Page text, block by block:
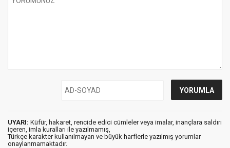
UYARI: Küfür, hakaret, rencide edici cümleler veya imalar, inançlara saldırı
içeren, imla kuralları ile yazılmamış,
Türkçe karakter kullanılmayan ve büyük harflerle yazılmış yorumlar
onaylanmamaktadır.